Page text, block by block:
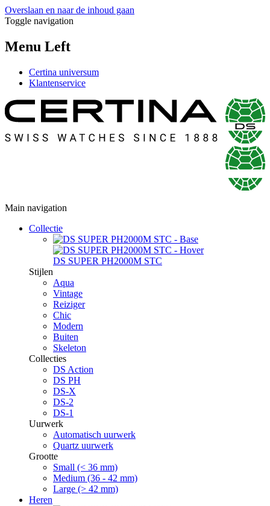
Overslaan en naar de inhoud gaan
Toggle navigation
Menu Left
Certina universum
Klantenservice
Main navigation
Collectie
DS SUPER PH2000M STC
Stijlen
Aqua
Vintage
Reiziger
Chic
Modern
Buiten
Skeleton
Collecties
DS Action
DS PH
DS-X
DS-2
DS-1
Uurwerk
Automatisch uurwerk
Quartz uurwerk
Grootte
Small (< 36 mm)
Medium (36 - 42 mm)
Large (> 42 mm)
Heren